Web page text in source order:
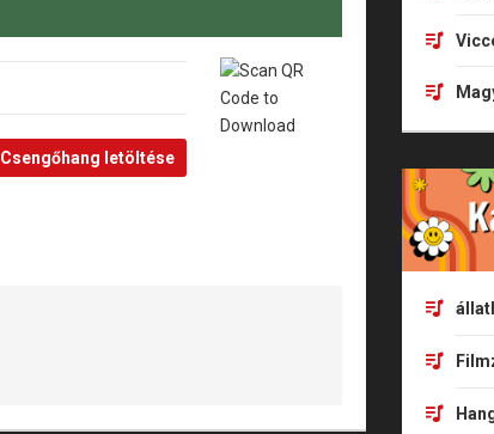
Csengőhang letöltése